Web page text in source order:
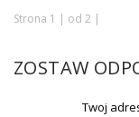
Strona 1 | od 2 |
ZOSTAW
Twoj